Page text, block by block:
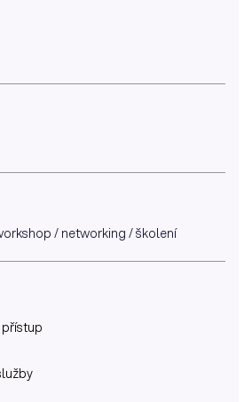
/ networking / školení